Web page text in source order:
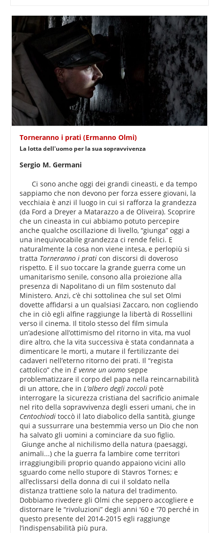
Torneranno i prati (Ermanno Olmi)
La lotta dell'uomo per la sua sopravvivenza
Sergio M. Germani
Ci sono anche oggi dei grandi cineasti, e da tempo
sappiamo che non devono per forza essere giovani, la
vecchiaia è anzi il luogo in cui si rafforza la grandezza
(da Ford a Dreyer a Matarazzo a de Oliveira). Scoprire
che un cineasta in cui abbiamo potuto percepire
anche qualche oscillazione di livello, “giunga” oggi a
una inequivocabile grandezza ci rende felici. E
naturalmente la cosa non viene intesa, e perlopiù si
tratta Torneranno i prati con discorsi di doveroso
rispetto. E il suo toccare la grande guerra come un
umanitarismo senile, consono alla proiezione alla
presenza di Napolitano di un film sostenuto dal
Ministero. Anzi, c’è chi sottolinea che sul set Olmi
dovette affidarsi a un qualsiasi Zaccaro, non cogliendo
che in ciò egli alfine raggiunge la libertà di Rossellini
verso il cinema. Il titolo stesso del film simula
un’adesione all’ottimismo del ritorno in vita, ma vuol
dire altro, che la vita successiva è stata condannata a
dimenticare le morti, a mutare il fertilizzante dei
cadaveri nell’eterno ritorno dei prati. Il “regista
cattolico” che inE venne un uomo seppe
problematizzare il corpo del papa nella reincarnabilità
di un attore, che inL’albero degli zoccoli potè
interrogare la sicurezza cristiana del sacrificio animale
nel rito della sopravvivenza degli esseri umani, che in
Centochiodi toccò il lato diabolico della santità, giunge
qui a sussurrare una bestemmia verso un Dio che non
ha salvato gli uomini a cominciare da suo figlio.
Giunge anche al nichilismo della natura (paesaggi,
animali...) che la guerra fa lambire come territori
irraggiungibili proprio quando appaiono vicini allo
sguardo come nello stupore di Stavros Tornes; e
all’eclissarsi della donna di cui il soldato nella
distanza trattiene solo la natura del tradimento.
Dobbiamo rivedere gli Olmi che seppero accogliere e
distornare le “rivoluzioni” degli anni '60 e '70 perché in
questo presente del 2014-2015 egli raggiunge
l’indispensabilità più pura.